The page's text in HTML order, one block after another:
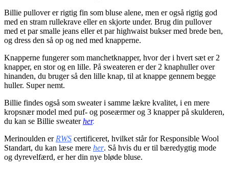
Billie pullover er rigtig fin som bluse alene, men er også rigtig god
med en stram rullekrave eller en skjorte under. Brug din pullover
med et par smalle jeans eller et par highwaist bukser med brede ben,
og dress den så op og ned med knapperne.
Knapperne fungerer som manchetknapper, hvor der i hvert sæt er 2
knapper, en stor og en lille. På sweateren er der 2 knaphuller over
hinanden, du bruger så den lille knap, til at knappe gennem begge
huller. Super nemt.
Billie findes også som sweater i samme lækre kvalitet, i en mere
kropsnær model med puf- og poseærmer og 3 knapper på skulderen,
du kan se Billie sweaterher.
Merinoulden er RWS certificeret, hvilket står for Responsible Wool
Standart, du kan læse mere her. Så hvis du er til bæredygtig mode
og dyrevelfærd, er her din nye bløde bluse.